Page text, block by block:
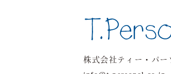
株式会社ティー・パー